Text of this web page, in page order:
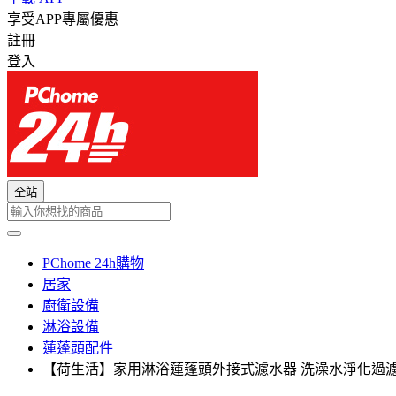
享受APP專屬優惠
註冊
登入
全站
PChome 24h購物
居家
廚衛設備
淋浴設備
蓮蓬頭配件
【荷生活】家用淋浴蓮蓬頭外接式濾水器 洗澡水淨化過